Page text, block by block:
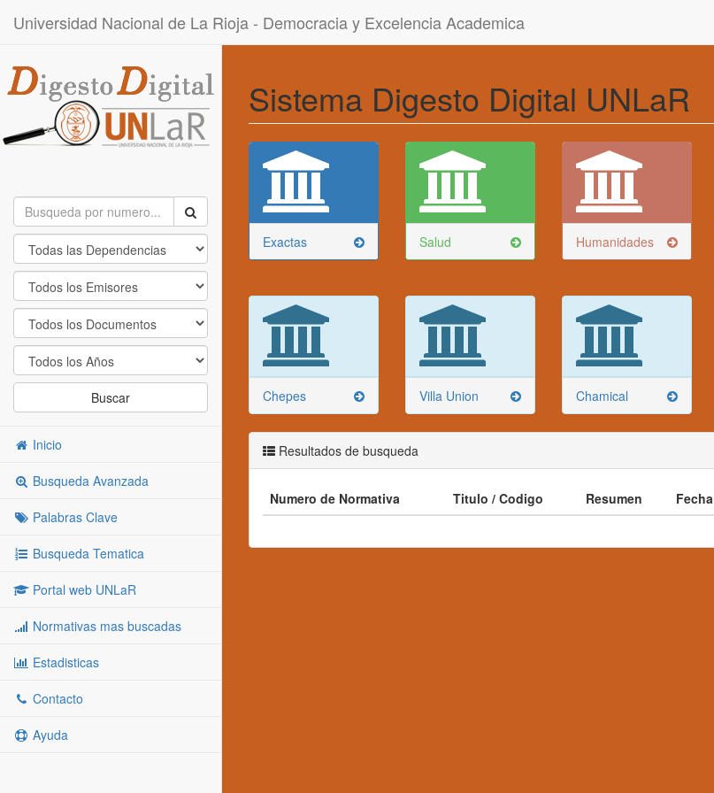
Universidad Nacional de La Rioja - Democracia y Excelencia Academica
Buscar
Inicio
Busqueda Avanzada
Palabras Clave
Busqueda Tematica
Portal web UNLaR
Normativas mas buscadas
Estadisticas
Contacto
Ayuda
Sistema Digesto Digital UNLaR
Exactas Salud Humanidades
Chepes Villa Union Chamical
Resultados de busqueda
Numero de Normativa Titulo / Codigo Resumen Fecha